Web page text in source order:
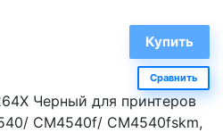
Сравнить
Черный для принтеров
CM4540f/ CM4540fskm,